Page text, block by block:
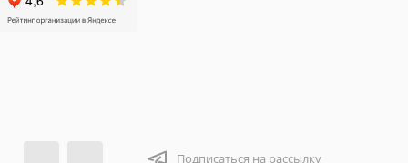
Подписаться на рассылку